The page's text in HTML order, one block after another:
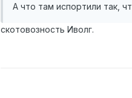
А что там испортили так ,
скотовозность Иволг.